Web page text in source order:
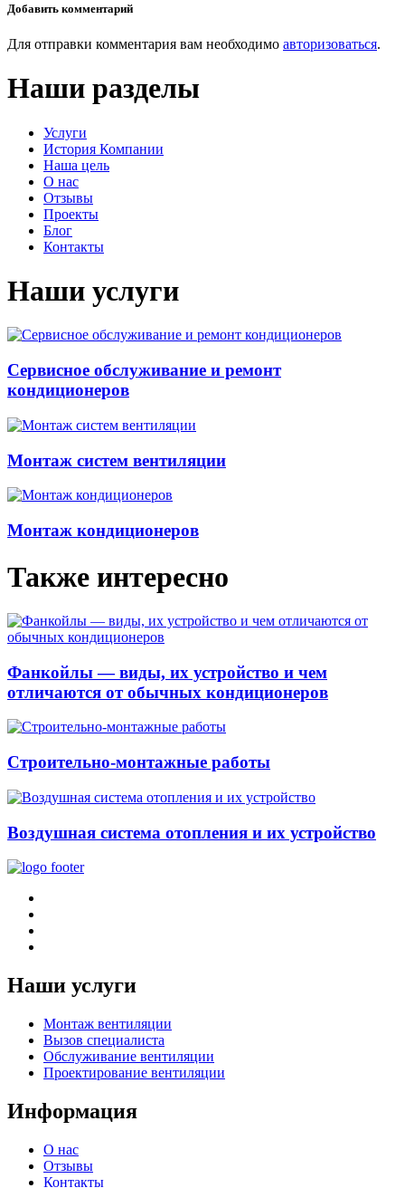
Добавить комментарий
Для отправки комментария вам необходимо авторизоваться.
Наши разделы
Услуги
История Компании
Наша цель
О нас
Отзывы
Проекты
Блог
Контакты
Наши услуги
Сервисное обслуживание и ремонт
кондиционеров
Монтаж систем вентиляции
Монтаж кондиционеров
Также интересно
Фанкойлы — виды, их устройство и чем
отличаются от обычных кондиционеров
Строительно-монтажные работы
Воздушная система отопления и их устройство
Наши услуги
Монтаж вентиляции
Вызов специалиста
Обслуживание вентиляции
Проектирование вентиляции
Информация
О нас
Отзывы
Контакты